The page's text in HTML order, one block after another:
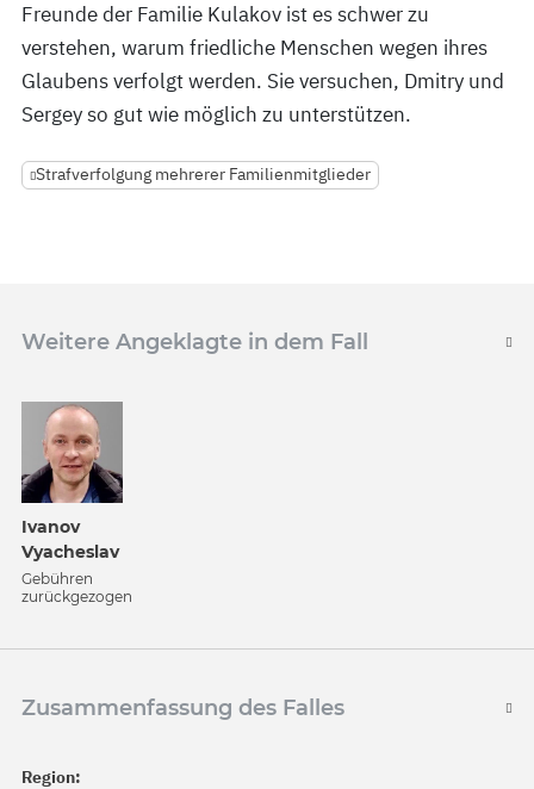
Freunde der Familie Kulakov ist es schwer zu
verstehen, warum friedliche Menschen wegen ihres
Glaubens verfolgt werden. Sie versuchen, Dmitry und
Sergey so gut wie möglich zu unterstützen.
Strafverfolgung mehrerer Familienmitglieder
Weitere Angeklagte in dem Fall
Ivanov
Vyacheslav
Gebühren
zurückgezogen
Zusammenfassung des Falles
Region: